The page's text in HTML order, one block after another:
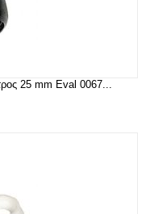
25 mm Eval 0067...